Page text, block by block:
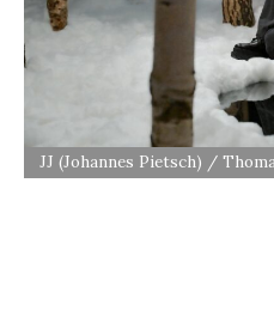
JJ (Johannes Pietsch) /